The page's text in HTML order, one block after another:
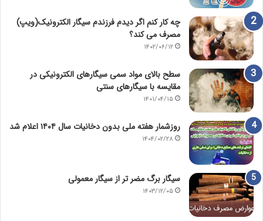
چه کار کنم اگر دیدم فرزندم سیگار الکترونیک(ویپ)
مصرف می کند؟
۱۴۰۲/۰۶/۱۲
سطح بالای مواد سمی سیگارهای الکترونیکی در
مقایسه با سیگارهای سنتی
۱۴۰۱/۰۴/۱۵
روزشمار هفته ملی بدون دخانیات سال ۱۴۰۴ اعلام شد
۱۴۰۴/۰۲/۲۸
سیگار برگ مضر تر از سیگار معمولی
۱۴۰۳/۱۲/۰۵